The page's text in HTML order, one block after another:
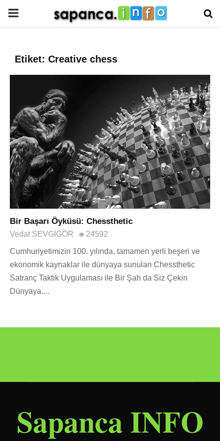
PRIMARY
Etiket: Creative chess
Bir Başarı Öyküsü: Chessthetic
Vedat SEVGİGÖR 24592
Cumhuriyetimizin 100. yılında, tamamen yerli beşeri ve
ekonomik kaynaklar ile dünyaya sunulan Chessthetic
Satranç Taktik Uygulaması ile Bir Şah da Siz Çekin
Dünyaya....
Sapanca INFO